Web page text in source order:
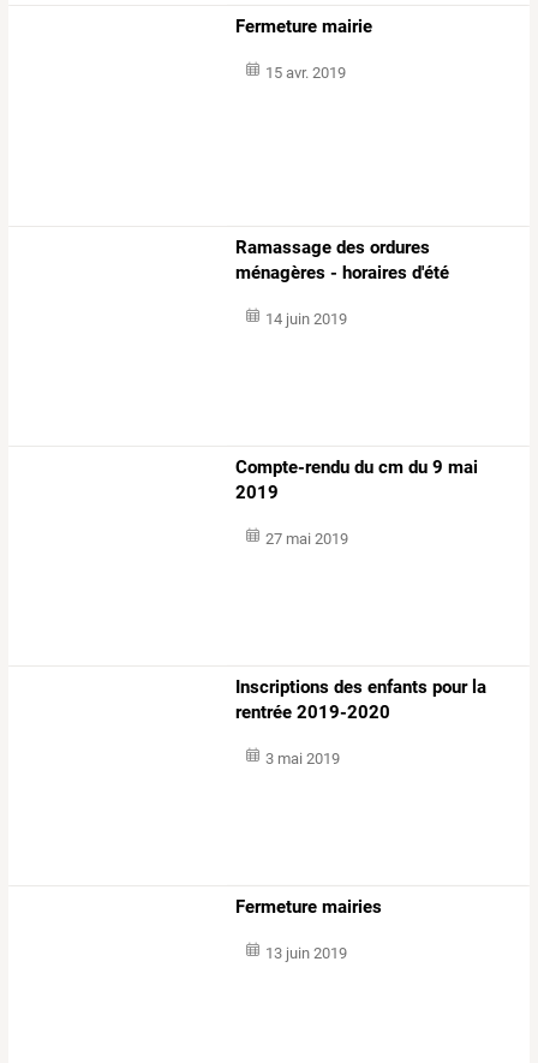
Fermeture mairie
15 avr. 2019
Ramassage des ordures
ménagères - horaires d'été
14 juin 2019
Compte-rendu du cm du 9 mai
2019
27 mai 2019
Inscriptions des enfants pour la
rentrée 2019-2020
3 mai 2019
Fermeture mairies
13 juin 2019